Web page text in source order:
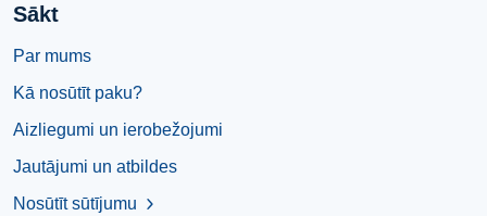
Sākt
Par mums
Kā nosūtīt paku?
Aizliegumi un ierobežojumi
Jautājumi un atbildes
Nosūtīt sūtījumu
chevron_right